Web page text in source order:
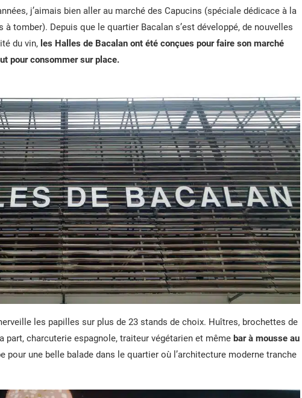
j’aimais bien aller au marché des Capucins (spéciale dédicace à la
à tomber). Depuis que le quartier Bacalan s’est développé, de nouvelles
du vin, les Halles de Bacalan ont été conçues pour faire son marché
pour consommer sur place.
les papilles sur plus de 23 stands de choix. Huîtres, brochettes de
charcuterie espagnole, traiteur végétarien et même bar à mousse au
pour une belle balade dans le quartier où l’architecture moderne tranche